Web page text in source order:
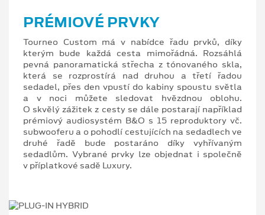
PRÉMIOVÉ PRVKY
Tourneo Custom má v nabídce řadu prvků, díky
kterým bude každá cesta mimořádná. Rozsáhlá
pevná panoramatická střecha z tónovaného skla,
která se rozprostírá nad druhou a třetí řadou
sedadel, přes den vpustí do kabiny spoustu světla
a v noci můžete sledovat hvězdnou oblohu.
O skvělý zážitek z cesty se dále postarají například
prémiový audiosystém B&O s 15 reproduktory vč.
subwooferu a o pohodlí cestujících na sedadlech ve
druhé řadě bude postaráno díky vyhřívaným
sedadlům. Vybrané prvky lze objednat i společně
v příplatkové sadě Luxury.